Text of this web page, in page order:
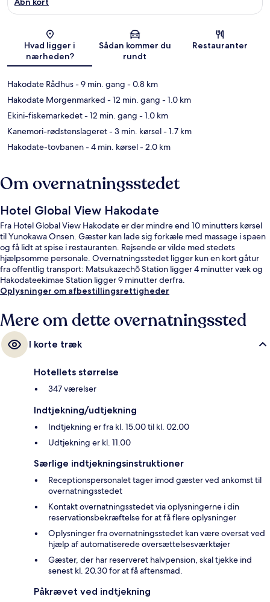
Kort
Hvad ligger i
nærheden?
Sådan kommer du
rundt
Restauranter
Hakodate Rådhus- 9 min. gang - 0.8 km
Hakodate Morgenmarked - 12 min. gang - 1.0 km
Ekini-fiskemarkedet- 12 min. gang - 1.0 km
Kanemori-rødstenslageret- 3 min. kørsel- 1.7 km
Hakodate-tovbanen- 4 min. kørsel- 2.0 km
Om overnatningsstedet
Hotel Global View Hakodate
Fra Hotel Global View Hakodate er der mindre end 10 minutters kørsel
til Yunokawa Onsen. Gæster kan lade sig forkæle med massage i spaen
og få lidt at spise i restauranten. Rejsende er vilde med stedets
hjælpsomme personale. Overnatningsstedet ligger kun en kort gåtur
fra offentlig transport: Matsukazechō Station ligger 4 minutter væk og
Hakodateekimae Station ligger 9 minutter derfra.
Oplysninger om afbestillingsrettigheder
Mere om dette overnatningssted
I korte træk
Hotellets størrelse
347 værelser
Indtjekning/udtjekning
Indtjekning er fra kl. 15.00 til kl. 02.00
Udtjekning er kl. 11.00
Særlige indtjekningsinstruktioner
Receptionspersonalet tager imod gæster ved ankomst til
overnatningsstedet
Kontakt overnatningsstedet via oplysningerne i din
reservationsbekræftelse for at få flere oplysninger
Oplysninger fra overnatningsstedet kan være oversat ved
hjælp af automatiserede oversættelsesværktøjer
Gæster, der har reserveret halvpension, skal tjekke ind
senest kl. 20.30 for at få aftensmad.
Påkrævet ved indtjekning